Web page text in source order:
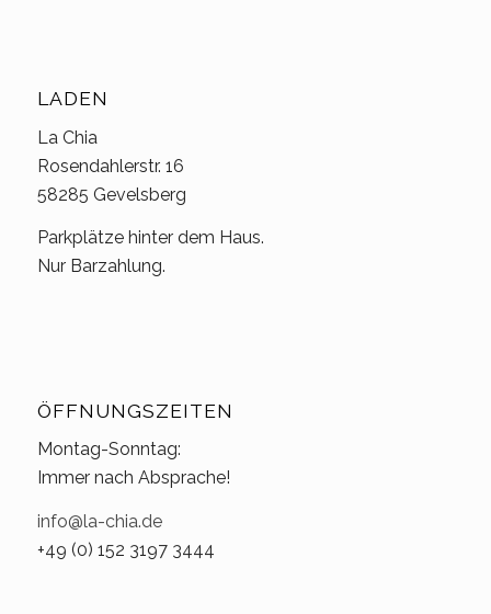
LADEN
La Chia
Rosendahlerstr. 16
58285 Gevelsberg
Parkplätze hinter dem Haus.
Nur Barzahlung.
ÖFFNUNGSZEITEN
Montag-Sonntag:
Immer nach Absprache!
info@la-chia.de
+49 (0) 152 3197 3444